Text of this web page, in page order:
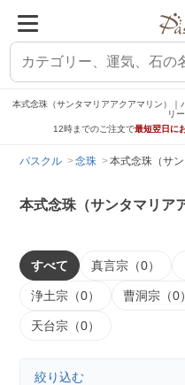
本式念珠（サンタマリアアクアマリン）
リ
12時までのご注文で最短翌日に
パスクル 念珠 本式念珠（サ
本式念珠（サンタマリア
すべて 真言宗（0）
浄土宗（0） 曹洞宗（0）
天台宗（0）
絞り込む